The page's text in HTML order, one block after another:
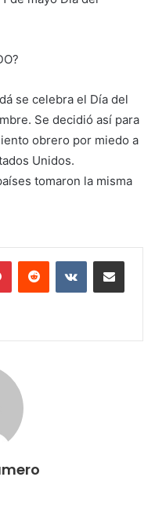
se celebra el Día del
Se decidió así para
obrero por miedo a
Unidos.
tomaron la misma